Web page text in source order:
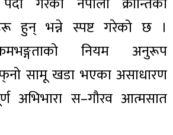
हुन् भन्ने स्पष्ट गरेको छ ।
नियम अनुरूप
सामू खडा भएका असाधारण
अभिभारा स–गौरव आत्मसात